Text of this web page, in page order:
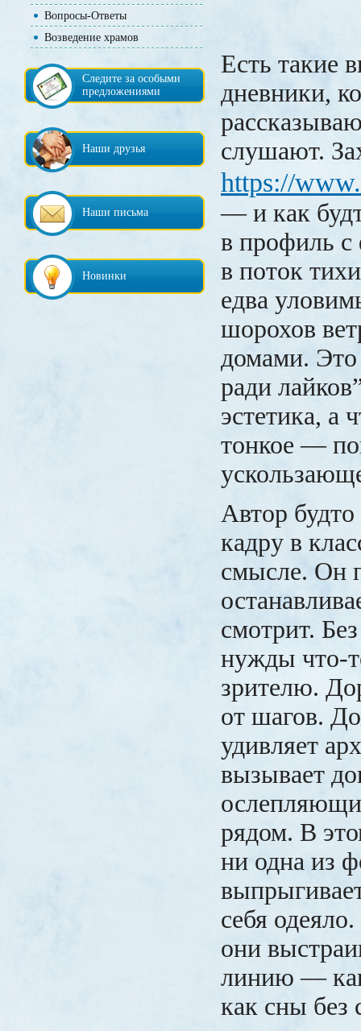
Вопросы-Ответы
Возведение храмов
Следите за особыми
предложениями
Наши друзья
Наши письма
Новинки
Есть такие
дневники,
слушают.
https://
— и как
в профиль с
в поток
едва
шорохов
домами. Это
ради
эстетика, а
тонкое —
Автор
кадру в
смысле. Он
смотрит.
нужды что-
зрителю.
от шагов.
удивляет
вызывает
рядом. В
ни одна из
себя
они
линию —
как сны без